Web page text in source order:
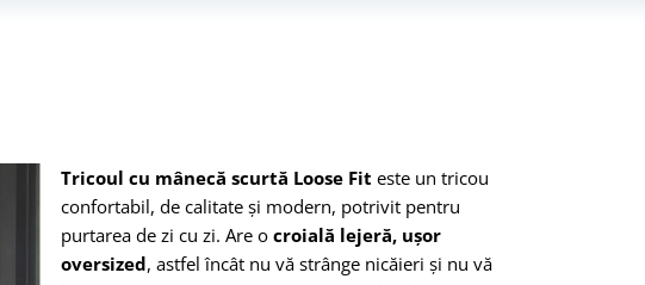
Tricoul cu mânecă scurtă Loose Fit este un tricou
confortabil, de calitate și modern, potrivit pentru
purtarea de zi cu zi. Are o croială lejeră, ușor
oversized, astfel încât nu vă strânge nicăieri și nu vă